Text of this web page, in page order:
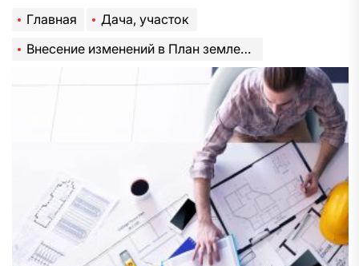
Главная
Дача, участок
Внесение изменений в План землепользования и застройки